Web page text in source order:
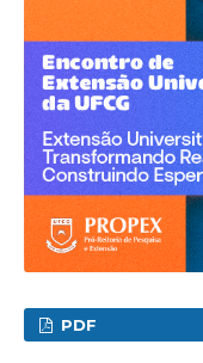
PDF